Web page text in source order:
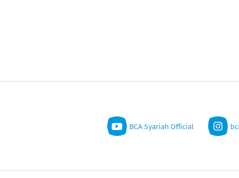
BCA Syariah Official